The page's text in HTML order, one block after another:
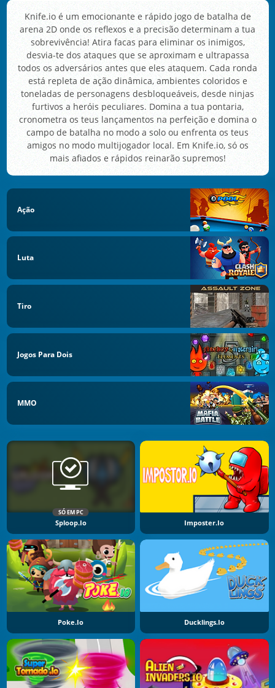
Knife.io é um emocionante e rápido jogo de batalha de
arena 2D onde os reflexos e a precisão determinam a tua
sobrevivência! Atira facas para eliminar os inimigos,
desvia-te dos ataques que se aproximam e ultrapassa
todos os adversários antes que eles ataquem. Cada ronda
está repleta de ação dinâmica, ambientes coloridos e
toneladas de personagens desbloqueáveis, desde ninjas
furtivos a heróis peculiares. Domina a tua pontaria,
cronometra os teus lançamentos na perfeição e domina o
campo de batalha no modo a solo ou enfrenta os teus
amigos no modo multijogador local. Em Knife.io, só os
mais afiados e rápidos reinarão supremos!
Ação
Luta
Tiro
Jogos Para Dois
MMO
SÓ EM PC
Sploop.io Imposter.io
Poke.io Ducklings.io